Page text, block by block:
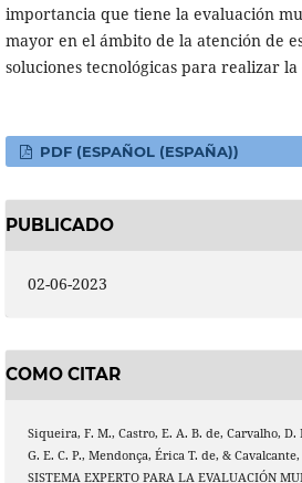
importancia que tiene la evaluación
mayor en el ámbito de la atención de
soluciones tecnológicas para realizar
PDF (ESPAÑOL (ESPAÑA))
PUBLICADO
02-06-2023
COMO CITAR
Siqueira, F. M., Castro, E. A. B. de, Carvalho, D.
G. E. C. P., Mendonça, Érica T. de, &
SISTEMA EXPERTO PARA LA EVALUACIÓN